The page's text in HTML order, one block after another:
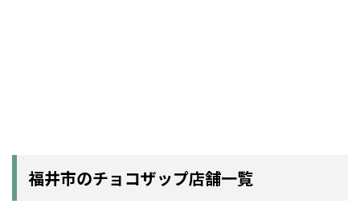
福井市のチョコザップ店舗一覧